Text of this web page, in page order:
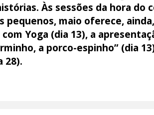
Às sessões da hora do
maio oferece,
Yoga (dia 13), a
a porco-espinho” (dia
28).